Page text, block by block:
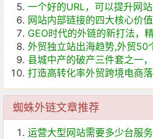
一个好的URL，可以提升网
网站内部链接的四大核心价
GEO时代的外链的新打法，
外贸独立站出海趋势,外贸50
县城中产的破产三件套之一
打造高转化率外贸跨境电商
蜘蛛外链文章推荐
运营大型网站需要多少台服